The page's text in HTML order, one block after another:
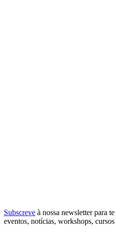
Subscreve à nossa newsletterpara te
eventos, notícias, workshops,